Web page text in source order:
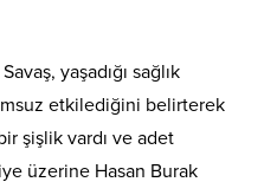
yaşadığı sağlık
etkilediğini belirterek
şişlik vardı ve adet
üzerine Hasan Burak